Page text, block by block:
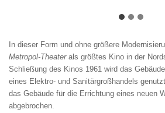
In dieser Form und ohne größere
Metropol-Theaterals größtes Kino in der
Schließung des Kinos 1961 wird das
eines Elektro- und Sanitärgroßhandels
das Gebäude für die Errichtung eines neuen
abgebrochen.